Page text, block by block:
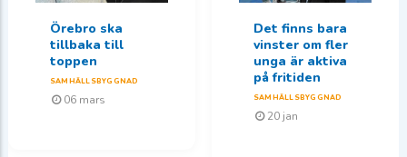
Örebro ska
tillbaka till
toppen
SAMHÄLLSBYGGNAD
06 mars
Det finns bara
vinster om fler
unga är aktiva
på fritiden
SAMHÄLLSBYGGNAD
20 jan